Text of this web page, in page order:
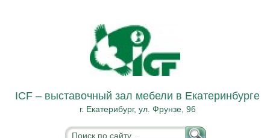
ICF – выставочный зал мебели в Екатеринбурге
г. Екатерибург, ул. Фрунзе, 96